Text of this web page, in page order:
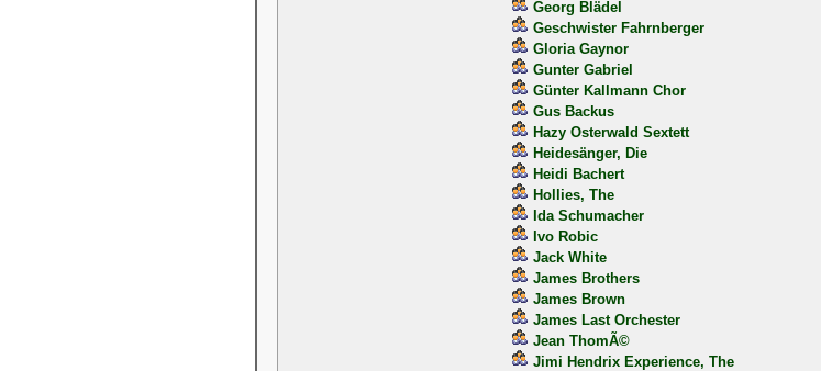
Georg Blädel
Geschwister Fahrnberger
Gloria Gaynor
Gunter Gabriel
Günter Kallmann Chor
Gus Backus
Hazy Osterwald Sextett
Heidesänger, Die
Heidi Bachert
Hollies, The
Ida Schumacher
Ivo Robic
Jack White
James Brothers
James Brown
James Last Orchester
Jean ThomÃ©
Jimi Hendrix Experience, The